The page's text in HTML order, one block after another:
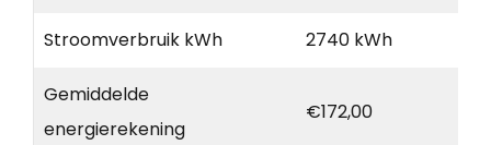
Stroomverbruik kWh 2740 kWh
Gemiddelde
energierekening
€172,00